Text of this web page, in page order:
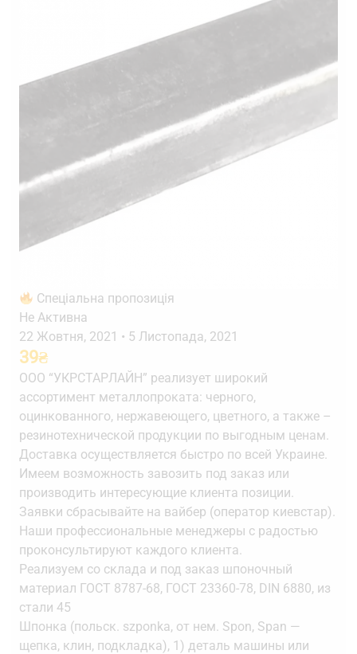
Спеціальна пропозиція
Не Активна
22 Жовтня, 2021 • 5 Листопада, 2021
39₴
ООО “УКРСТАРЛАЙН” реализует широкий
ассортимент металлопроката: черного,
оцинкованного, нержавеющего, цветного, а также –
резинотехнической продукции по выгодным ценам.
Доставка осуществляется быстро по всей Украине.
Имеем возможность завозить под заказ или
производить интересующие клиента позиции.
Заявки сбрасывайте на вайбер (оператор киевстар).
Наши профессиональные менеджеры с радостью
проконсультируют каждого клиента.
Реализуем со склада и под заказ шпоночный
материал ГОСТ 8787-68, ГОСТ 23360-78, DIN 6880, из
стали 45
Шпонка (польск. szponka, от нем. Spon, Span —
щепка, клин, подкладка), 1) деталь машины или